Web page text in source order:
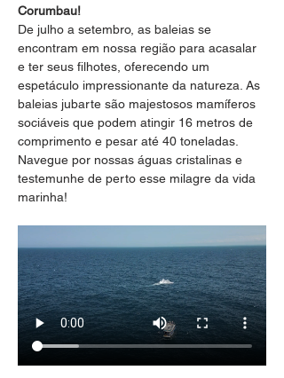
Corumbau!
De julho a setembro, as baleias se
encontram em nossa região para acasalar
e ter seus filhotes, oferecendo um
espetáculo impressionante da natureza. As
baleias jubarte são majestosos mamíferos
sociáveis que podem atingir 16 metros de
comprimento e pesar até 40 toneladas.
Navegue por nossas águas cristalinas e
testemunhe de perto esse milagre da vida
marinha!